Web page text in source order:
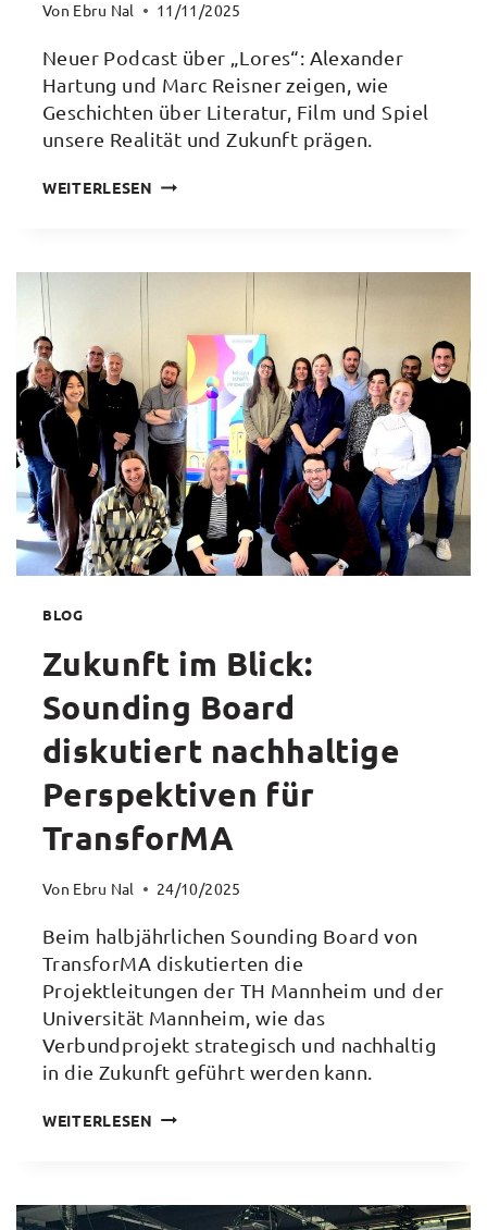
Von Ebru Nal 11/11/2025
Neuer Podcast über „Lores“: Alexander
Hartung und Marc Reisner zeigen, wie
Geschichten über Literatur, Film und Spiel
unsere Realität und Zukunft prägen.
WEITERLESEN NEUE
GESCHICHTEN:
„LORE
AND
THE
STORY
BEHIND“
GESTARTET
BLOG
Zukunft im Blick:
Sounding Board
diskutiert nachhaltige
Perspektiven für
TransforMA
Von Ebru Nal 24/10/2025
Beim halbjährlichen Sounding Board von
TransforMA diskutierten die
Projektleitungen der TH Mannheim und der
Universität Mannheim, wie das
Verbundprojekt strategisch und nachhaltig
in die Zukunft geführt werden kann.
WEITERLESEN ZUKUNFT
BOARD